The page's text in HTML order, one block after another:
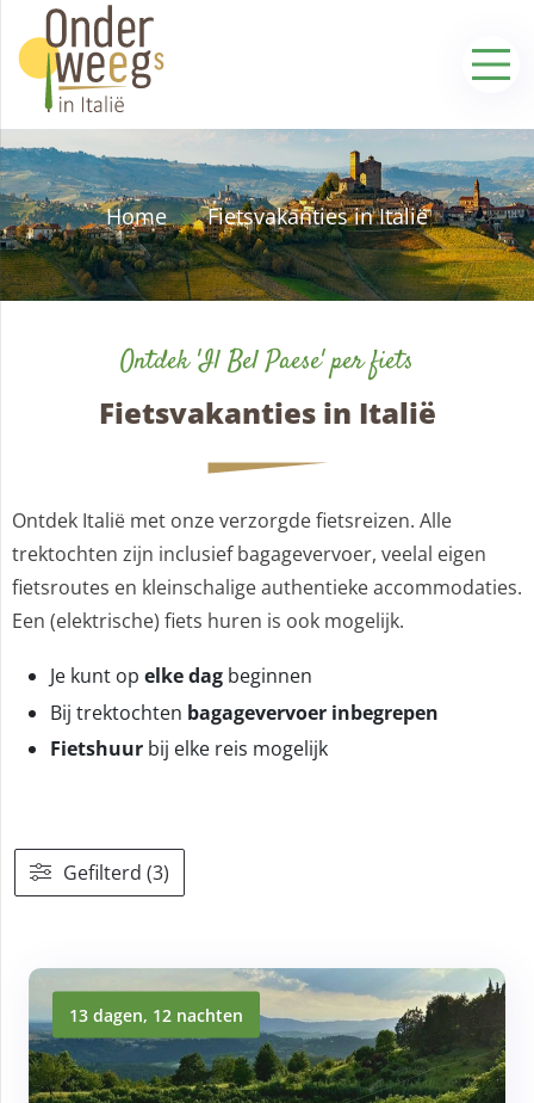
Home Fietsvakanties in Italië
Ontdek 'Il Bel Paese' per fiets
Fietsvakanties in Italië
Ontdek Italië met onze verzorgde fietsreizen. Alle
trektochten zijn inclusief bagagevervoer, veelal eigen
fietsroutes en kleinschalige authentieke accommodaties.
Een (elektrische) fiets huren is ook mogelijk.
Je kunt op elke dag beginnen
Bij trektochten bagagevervoer inbegrepen
Fietshuur bij elke reis mogelijk
Gefilterd (3)
13 dagen, 12 nachten